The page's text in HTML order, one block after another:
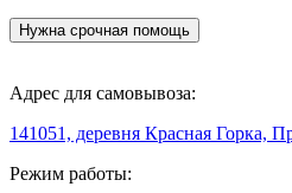
Нужна срочная помощь
Адрес для самовывоза:
141051, деревня Красная Горка,
Режим работы: